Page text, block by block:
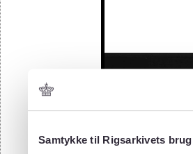
Samtykke til Rigsarkivets